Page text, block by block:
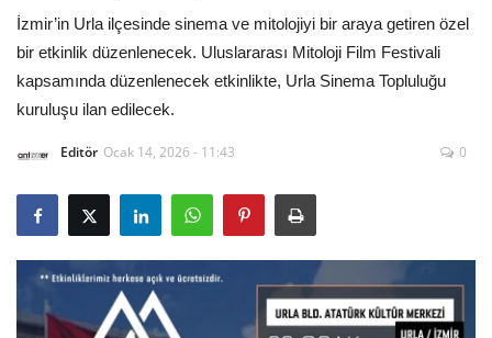
Hakkımızda
İletişim
Çevre
Gizlilik Politikası
İzmir’in Urla ilçesinde sinema ve mitolojiyi bir araya getiren özel
bir etkinlik düzenlenecek. Uluslararası Mitoloji Film Festivali
kapsamında düzenlenecek etkinlikte, Urla Sinema Topluluğu
kuruluşu ilan edilecek.
Editör Ocak 14, 2026 - 11:43 0